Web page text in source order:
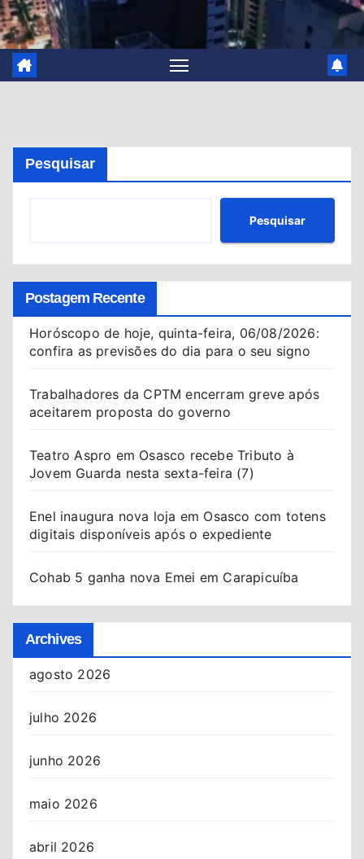
Pesquisar
Pesquisar
Postagem Recente
Horóscopo de hoje, quinta-feira, 06/08/2026:
confira as previsões do dia para o seu signo
Trabalhadores da CPTM encerram greve após
aceitarem proposta do governo
Teatro Aspro em Osasco recebe Tributo à
Jovem Guarda nesta sexta-feira (7)
Enel inaugura nova loja em Osasco com totens
digitais disponíveis após o expediente
Cohab 5 ganha nova Emei em Carapicuíba
Archives
agosto 2026
julho 2026
junho 2026
maio 2026
abril 2026